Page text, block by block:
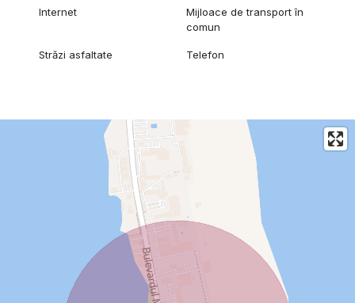
Internet
Mijloace de transport în
comun
Străzi asfaltate Telefon